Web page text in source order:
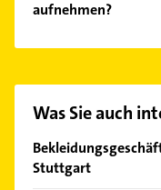
aufnehmen?
finden Sie alle
Was Sie auch
Stuttgart